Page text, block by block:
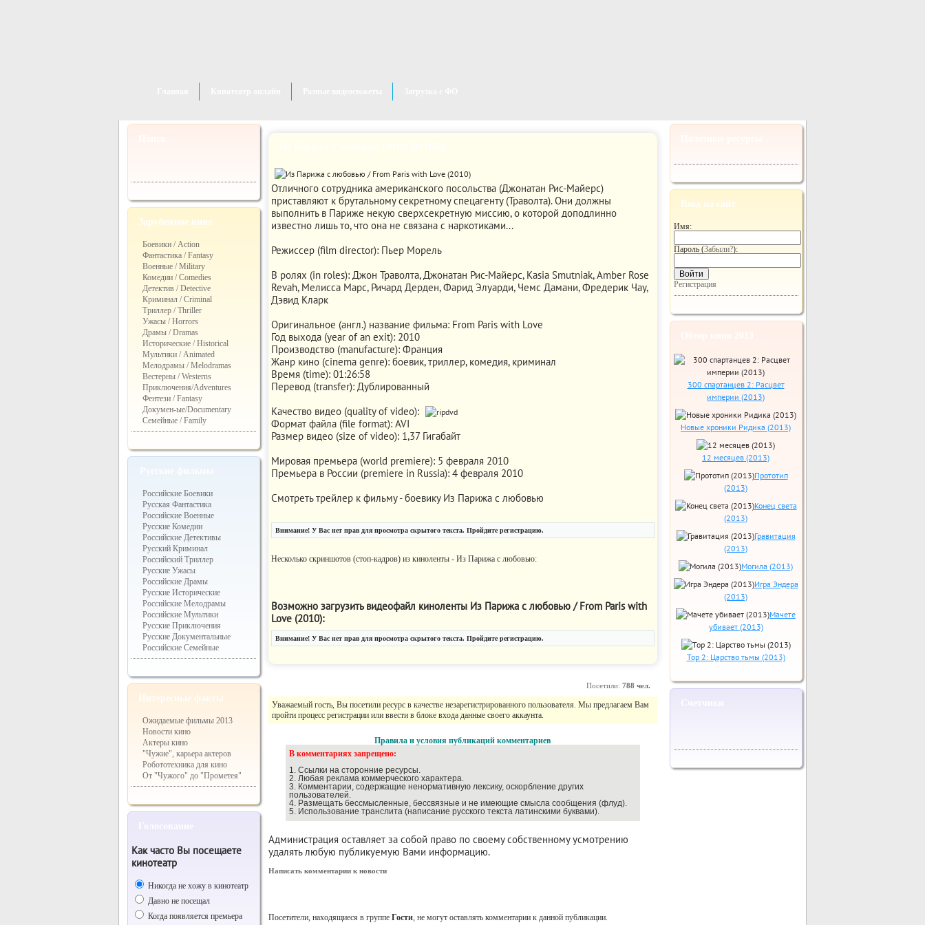
Зарубежное кино
Боевики / Action
Фантастика / Fantasy
Военные / Military
Комедии / Comedies
Детектив / Detective
Криминал / Criminal
Триллер / Thriller
Ужасы / Horrors
Драмы / Dramas
Исторические / Historical
Мультики / Animated
Мелодрамы / Melodramas
Вестерны / Westerns
Приключения/Adventures
Фентези / Fantasy
Докумен-ые/Documentary
Семейные / Family
Российские Боевики
Русская Фантастика
Российские Военные
Русские Комедии
Российские Детективы
Русский Криминал
Российский Триллер
Русские Ужасы
Российские Драмы
Русские Исторические
Российские Мелодрамы
Российские Мультики
Русские Приключения
Русские Документальные
Российские Семейные
Интересные факты
Ожидаемые фильмы 2013
Новости кино
Актеры кино
"Чужие", карьера актеров
Робототехника для кино
От "Чужого" до "Прометея"
Как часто Вы посещаете
кинотеатр
Никогда не хожу в кинотеатр
Давно не посещал
Когда появляется премьера
Отличного сотрудника американского посольства (Джонатан Рис-Майерс)
приставляют к брутальному секретному спецагенту (Траволта). Они должны
выполнить в Париже некую сверхсекретную миссию, о которой доподлинно
известно лишь то, что она не связана с наркотиками...
Режиссер (film director): Пьер Морель
В ролях (in roles): Джон Траволта, Джонатан Рис-Майерс, Kasia Smutniak, Amber Rose
Revah, Мелисса Марс, Ричард Дерден, Фарид Элуарди, Чемс Дамани, Фредерик Чау,
Дэвид Кларк
Оригинальное (англ.) название фильма: From Paris with Love
Год выхода (year of an exit): 2010
Производство (manufacture): Франция
Жанр кино (cinema genre): боевик, триллер, комедия, криминал
Время (time): 01:26:58
Перевод (transfer): Дублированный
Качество видео (quality of video):
Формат файла (file format): AVI
Размер видео (size of video): 1,37 Гигабайт
Мировая премьера (world premiere): 5 февраля 2010
Премьера в России (premiere in Russia): 4 февраля 2010
Смотреть трейлер к фильму - боевику Из Парижа с любовью
Внимание! У Вас нет прав для просмотра скрытого текста. Пройдите регистрацию.
Несколько скриншотов (стоп-кадров) из киноленты - Из Парижа с любовью:
Возможно загрузить видеофайл киноленты Из Парижа с любовью / From Paris with
Love (2010):
Внимание! У Вас нет прав для просмотра скрытого текста. Пройдите регистрацию.
Посетили: 788 чел.
Уважаемый гость, Вы посетили ресурс в качестве незарегистрированного пользователя. Мы предлагаем Вам
пройти процесс регистрации или ввести в блоке входа данные своего аккаунта.
Правила и условия публикаций комментариев
В комментариях запрещено:
1. Ссылки на сторонние ресурсы.
2. Любая реклама коммерческого характера.
3. Комментарии, содержащие ненормативную лексику, оскорбление других
пользователей.
4. Размещать бессмысленные, бессвязные и не имеющие смысла сообщения (флуд).
5. Использование транслита (написание русского текста латинскими буквами).
Администрация оставляет за собой право по своему собственному усмотрению
удалять любую публикуемую Вами информацию.
Написать комментарии к новости
Посетители, находящиеся в группе Гости, не могут оставлять комментарии к данной публикации.
Вход на сайт
Имя:
Пароль (Забыли?):
Войти
Регистрация
300 спартанцев 2: Расцвет
империи (2013)
Новые хроники Ридика (2013)
12 месяцев (2013)
Прототип
(2013)
Конец света
(2013)
Гравитация
(2013)
Могила (2013)
Игра Эндера
(2013)
Мачете
убивает (2013)
Тор 2: Царство тьмы (2013)